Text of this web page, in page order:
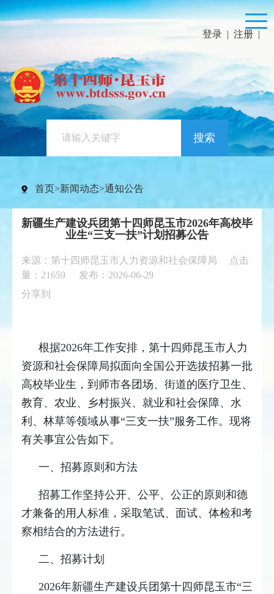
登录 | 注册 |
搜索
首页>新闻动态>通知公告
新疆生产建设兵团第十四师昆玉市2026年高校毕
业生“三支一扶”计划招募公告
来源：第十四师昆玉市人力资源和社会保障局 点击
量： 21659
发布：2026-06-29
分享到
根据2026年工作安排，第十四师昆玉市人力
资源和社会保障局拟面向全国公开选拔招募一批
高校毕业生，到师市各团场、街道的医疗卫生、
教育、农业、乡村振兴、就业和社会保障、水
利、林草等领域从事“三支一扶”服务工作。现将
有关事宜公告如下。
一、招募原则和方法
招募工作坚持公开、公平、公正的原则和德
才兼备的用人标准，采取笔试、面试、体检和考
察相结合的方法进行。
二、招募计划
2026年新疆生产建设兵团第十四师昆玉市“三